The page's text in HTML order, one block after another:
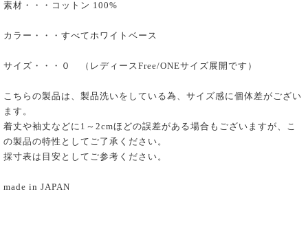
素材・・・コットン 100%
カラー・・・すべてホワイトベース
サイズ・・・０ （レディースFree/ONEサイズ展開です）
こちらの製品は、製品洗いをしている為、サイズ感に個体差がござい
ます。
着丈や袖丈などに1～2cmほどの誤差がある場合もございますが、こ
の製品の特性としてご了承ください。
採寸表は目安としてご参考ください。
made in JAPAN